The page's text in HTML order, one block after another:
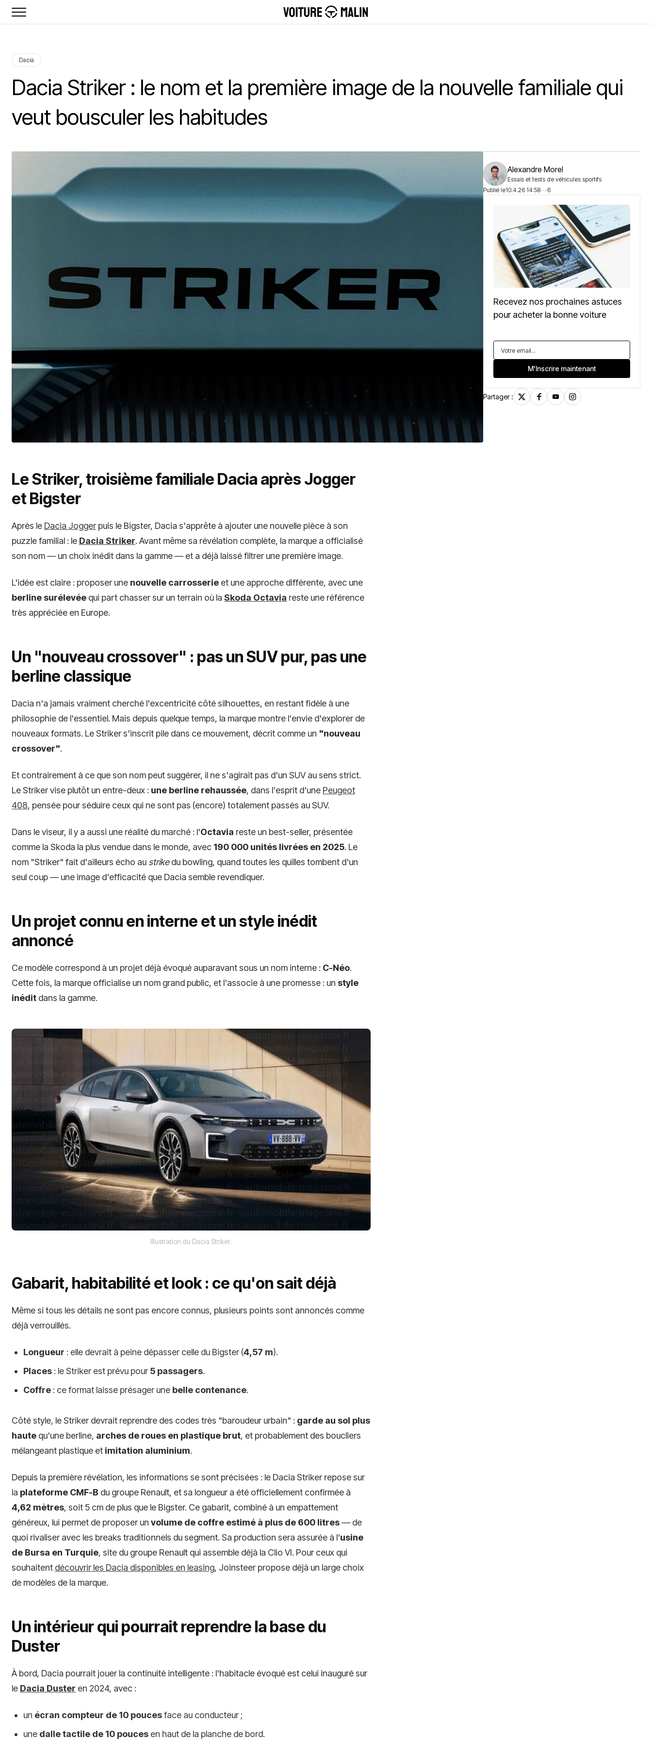
Dacia
Dacia Striker : le nom et la première image de la nouvelle familiale qui
veut bousculer les habitudes
Le Striker, troisième familiale Dacia après Jogger
et Bigster
Après le Dacia Jogger puis le Bigster, Dacia s'apprête à ajouter une nouvelle pièce à son
puzzle familial : le Dacia Striker. Avant même sa révélation complète, la marque a officialisé
son nom — un choix inédit dans la gamme — et a déjà laissé filtrer une première image.
L'idée est claire : proposer une nouvelle carrosserie et une approche différente, avec une
berline surélevée qui part chasser sur un terrain où la Skoda Octavia reste une référence
très appréciée en Europe.
Un "nouveau crossover" : pas un SUV pur, pas une
berline classique
Dacia n'a jamais vraiment cherché l'excentricité côté silhouettes, en restant fidèle à une
philosophie de l'essentiel. Mais depuis quelque temps, la marque montre l'envie d'explorer de
nouveaux formats. Le Striker s'inscrit pile dans ce mouvement, décrit comme un "nouveau
crossover".
Et contrairement à ce que son nom peut suggérer, il ne s'agirait pas d'un SUV au sens strict.
Le Striker vise plutôt un entre-deux : une berline rehaussée, dans l'esprit d'une Peugeot
408, pensée pour séduire ceux qui ne sont pas (encore) totalement passés au SUV.
Dans le viseur, il y a aussi une réalité du marché : l'Octavia reste un best-seller, présentée
comme la Skoda la plus vendue dans le monde, avec 190 000 unités livrées en 2025. Le
nom "Striker" fait d'ailleurs écho au strikedu bowling, quand toutes les quilles tombent d'un
seul coup — une image d'efficacité que Dacia semble revendiquer.
Un projet connu en interne et un style inédit
annoncé
Ce modèle correspond à un projet déjà évoqué auparavant sous un nom interne : C-Néo.
Cette fois, la marque officialise un nom grand public, et l'associe à une promesse : un style
inédit dans la gamme.
Illustration du Dacia Striker.
Gabarit, habitabilité et look : ce qu'on sait déjà
Même si tous les détails ne sont pas encore connus, plusieurs points sont annoncés comme
déjà verrouillés.
Longueur : elle devrait à peine dépasser celle du Bigster (4,57 m).
Places : le Striker est prévu pour 5 passagers.
Coffre : ce format laisse présager une belle contenance.
Côté style, le Striker devrait reprendre des codes très "baroudeur urbain" : garde au sol plus
haute qu'une berline, arches de roues en plastique brut, et probablement des boucliers
mélangeant plastique et imitation aluminium.
Depuis la première révélation, les informations se sont précisées : le Dacia Striker repose sur
la plateforme CMF-B du groupe Renault, et sa longueur a été officiellement confirmée à
4,62 mètres, soit 5 cm de plus que le Bigster. Ce gabarit, combiné à un empattement
généreux, lui permet de proposer un volume de coffre estimé à plus de 600 litres— de
quoi rivaliser avec les breaks traditionnels du segment. Sa production sera assurée à l'usine
de Bursa en Turquie, site du groupe Renault qui assemble déjà la Clio VI. Pour ceux qui
souhaitent découvrir les Dacia disponibles en leasing, Joinsteer propose déjà un large choix
de modèles de la marque.
Un intérieur qui pourrait reprendre la base du
Duster
À bord, Dacia pourrait jouer la continuité intelligente : l'habitacle évoqué est celui inauguré sur
le Dacia Duster en 2024, avec :
un écran compteur de 10 poucesface au conducteur ;
une dalle tactile de 10 pouces en haut de la planche de bord.
Alexandre Morel
Essais et tests de véhicules sportifs
Publié le10.4.26 14:58 6
Recevez nos prochaines astuces
pour acheter la bonne voiture
Partager :